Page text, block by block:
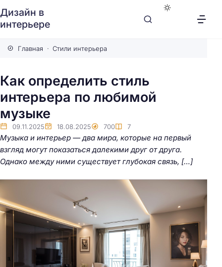
Дизайн в
интерьере
Главная Стили интерьера
Как определить стиль
интерьера по любимой
музыке
09.11.2025 18.08.2025 700 7
Музыка и интерьер — два мира, которые на первый
взгляд могут показаться далекими друг от друга.
Однако между ними существует глубокая связь, […]